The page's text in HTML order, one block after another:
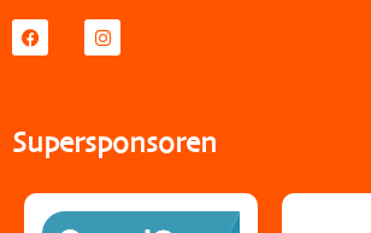
Supersponsoren